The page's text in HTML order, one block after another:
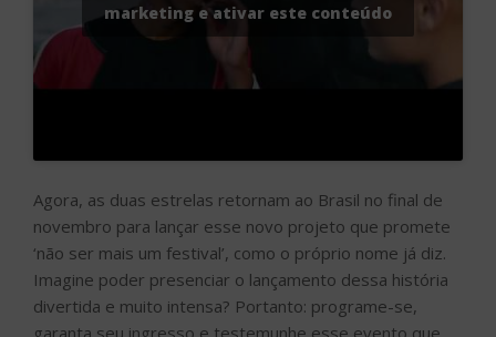
marketing e ativar este conteúdo
Agora, as duas estrelas retornam ao Brasil no final de
novembro para lançar esse novo projeto que promete
‘não ser mais um festival’, como o próprio nome já diz.
Imagine poder presenciar o lançamento dessa história
divertida e muito intensa? Portanto: programe-se,
garanta seu ingresso e testemunhe esse evento que